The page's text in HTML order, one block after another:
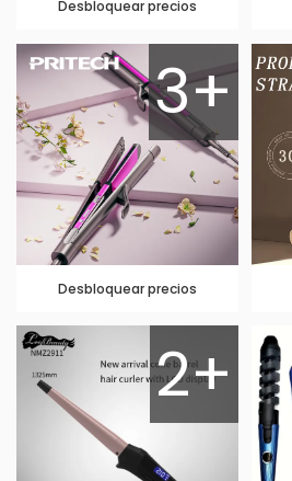
Desbloquear precios
3+
Desbloquear precios
2+